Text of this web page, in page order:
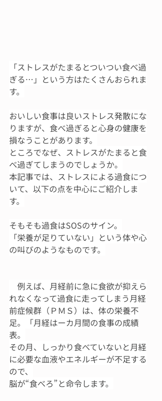
「ストレスがたまるとついつい食べ過
ぎる…」という方はたくさんおられま
す。
おいしい食事は良いストレス発散にな
りますが、食べ過ぎると心身の健康を
損なうことがあります。
ところでなぜ、ストレスがたまると食
べ過ぎてしまうのでしょうか。
本記事では、ストレスによる過食につ
いて、以下の点を中心にご紹介しま
す。
そもそも過食はSOSのサイン。
「栄養が足りていない」という体や心
の叫びのようなものです。
例えば、月経前に急に食欲が抑えら
れなくなって過食に走ってしまう月経
前症候群（ＰＭＳ）は、体の栄養不
足。「月経はーカ月間の食事の成績
表。
その月、しっかり食べていないと月経
に必要な血液やエネルギーが不足する
ので、
脳が“食べろ”と命令します。